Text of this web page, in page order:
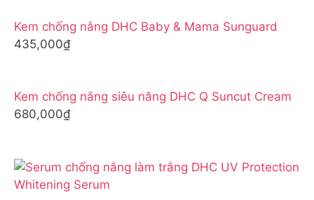
Kem chống nắng DHC Baby & Mama Sunguard
435,000₫
Kem chống nắng siêu năng DHC Q Suncut Cream
680,000₫